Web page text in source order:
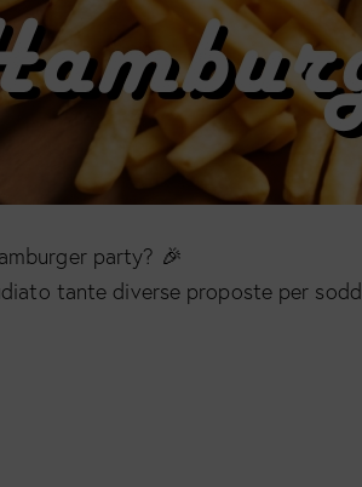
party? 🎉
tante diverse proposte per